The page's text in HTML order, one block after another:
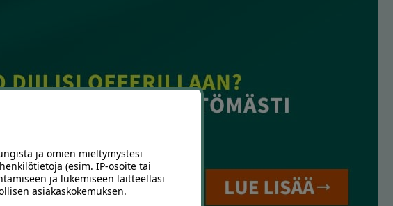
ja omien mieltymystesi
(esim. IP-osoite tai
ja lukemiseen laitteellasi
asiakaskokemuksen.